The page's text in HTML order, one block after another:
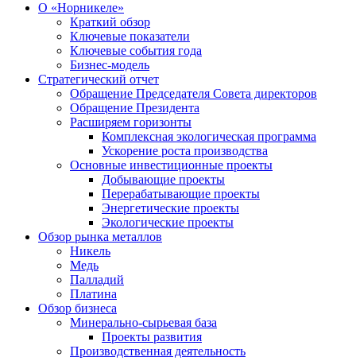
О «Норникеле»
Краткий обзор
Ключевые показатели
Ключевые события года
Бизнес-модель
Стратегический отчет
Обращение Председателя Совета директоров
Обращение Президента
Расширяем горизонты
Комплексная экологическая программа
Ускорение роста производства
Основные инвестиционные проекты
Добывающие проекты
Перерабатывающие проекты
Энергетические проекты
Экологические проекты
Обзор рынка металлов
Никель
Медь
Палладий
Платина
Обзор бизнеса
Минерально-сырьевая база
Проекты развития
Производственная деятельность